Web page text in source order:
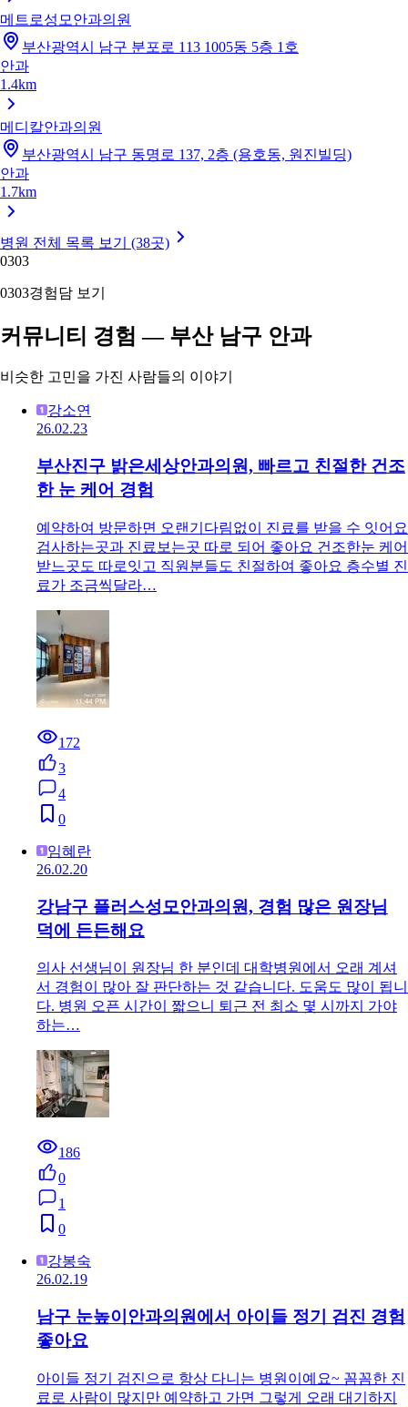
메트로성모안과의원
부산광역시 남구 분포로 113 1005동 5층 1호
안과
1.4km
메디칼안과의원
부산광역시 남구 동명로 137, 2층 (용호동, 원진빌딩)
안과
1.7km
병원 전체 목록 보기 (38곳)
0303
0303경험담 보기
커뮤니티 경험 — 부산 남구 안과
비슷한 고민을 가진 사람들의 이야기
강소연
26.02.23
부산진구 밝은세상안과의원, 빠르고 친절한 건조
한 눈 케어 경험
예약하여 방문하면 오랜기다림없이 진료를 받을 수 잇어요
검사하는곳과 진료보는곳 따로 되어 좋아요 건조한눈 케어
받느곳도 따로잇고 직원분들도 친절하여 좋아요 층수별 진
료가 조금씩달라…
172
3
4
0
임혜란
26.02.20
강남구 플러스성모안과의원, 경험 많은 원장님
덕에 든든해요
의사 선생님이 원장님 한 분인데 대학병원에서 오래 계셔
서 경험이 많아 잘 판단하는 것 같습니다. 도움도 많이 됩니
다. 병원 오픈 시간이 짧으니 퇴근 전 최소 몇 시까지 가야
하는…
186
0
1
0
강봉숙
26.02.19
남구 눈높이안과의원에서 아이들 정기 검진 경험
좋아요
아이들 정기 검진으로 항상 다니는 병원이예요~ 꼼꼼한 진
료로 사람이 많지만 예약하고 가면 그렇게 오래 대기하지